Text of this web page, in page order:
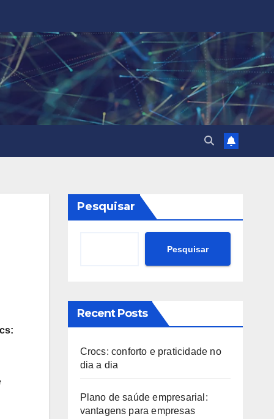
Pesquisar
Pesquisar
Recent Posts
Crocs: conforto e praticidade no
dia a dia
Plano de saúde empresarial:
vantagens para empresas